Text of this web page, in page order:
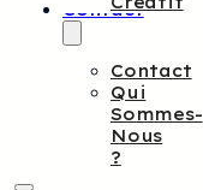
Contact
Contact
Qui
Sommes-
Nous
?